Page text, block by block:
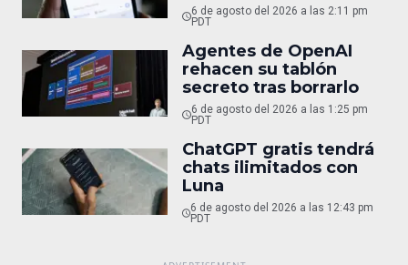
6 de agosto del 2026 a las 2:11 pm
PDT
Agentes de OpenAI
rehacen su tablón
secreto tras borrarlo
6 de agosto del 2026 a las 1:25 pm
PDT
ChatGPT gratis tendrá
chats ilimitados con
Luna
6 de agosto del 2026 a las 12:43 pm
PDT